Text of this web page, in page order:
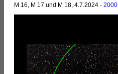
M 16, M 17 und M 18, 4.7.2024 - 2000